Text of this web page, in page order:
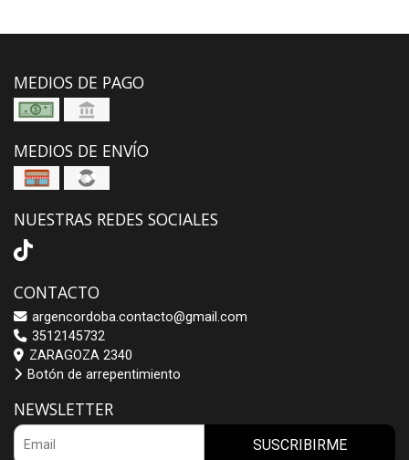
MEDIOS DE PAGO
MEDIOS DE ENVÍO
NUESTRAS REDES SOCIALES
CONTACTO
argencordoba.contacto@gmail.com
3512145732
ZARAGOZA 2340
Botón de arrepentimiento
NEWSLETTER
SUSCRIBIRME